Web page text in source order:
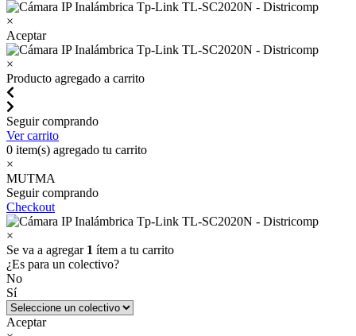
×
Aceptar
×
Producto agregado a carrito
Seguir comprando
Ver carrito
0 item(s) agregado tu carrito
×
MUTMA
Seguir comprando
Checkout
×
Se va a agregar 1 ítem a tu carrito
¿Es para un colectivo?
No
Sí
Aceptar